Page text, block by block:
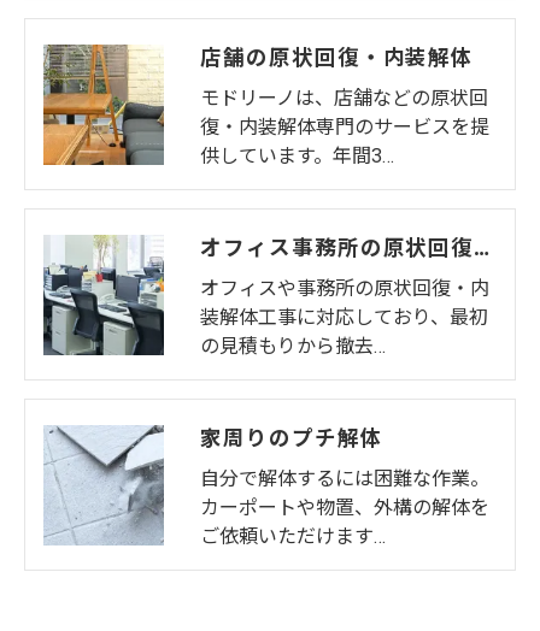
店舗の原状回復・内装解体
モドリーノは、店舗などの原状回
復・内装解体専門のサービスを提
供しています。年間3…
オフィス事務所の原状回復・内装解体
オフィスや事務所の原状回復・内
装解体工事に対応しており、最初
の見積もりから撤去…
家周りのプチ解体
自分で解体するには困難な作業。
カーポートや物置、外構の解体を
ご依頼いただけます…